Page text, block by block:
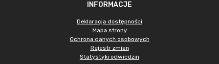
INFORMACJE
Deklaracja dostępności
Mapa strony
Ochrona danych osobowych
Rejestr zmian
Statystyki odwiedzin